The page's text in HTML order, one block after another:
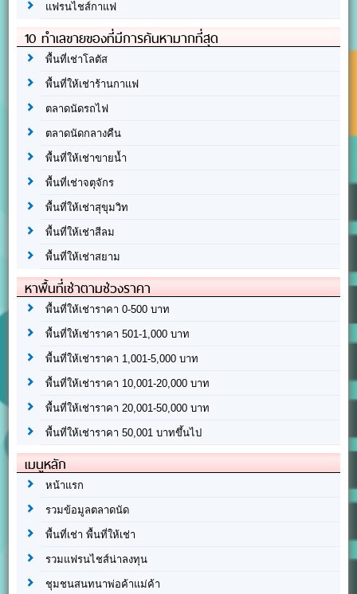
แฟรนไชส์กาแฟ
10 ทำเลขายของที่มีการค้นหามากที่สุด
พื้นที่เช่าโลตัส
พื้นที่ให้เช่าร้านกาแฟ
ตลาดนัดรถไฟ
ตลาดนัดกลางคืน
พื้นที่ให้เช่าขายน้ำ
พื้นที่เช่าจตุจักร
พื้นที่ให้เช่าสุขุมวิท
พื้นที่ให้เช่าสีลม
พื้นที่ให้เช่าสยาม
หาพื้นที่เช่าตามช่วงราคา
พื้นที่ให้เช่าราคา 0-500 บาท
พื้นที่ให้เช่าราคา 501-1,000 บาท
พื้นที่ให้เช่าราคา 1,001-5,000 บาท
พื้นที่ให้เช่าราคา 10,001-20,000 บาท
พื้นที่ให้เช่าราคา 20,001-50,000 บาท
พื้นที่ให้เช่าราคา 50,001 บาทขึ้นไป
เมนูหลัก
หน้าแรก
รวมข้อมูลตลาดนัด
พื้นที่เช่า พื้นที่ให้เช่า
รวมแฟรนไชส์น่าลงทุน
ชุมชนสนทนาพ่อค้าแม่ค้า